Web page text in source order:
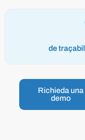
de
Richieda una
demo